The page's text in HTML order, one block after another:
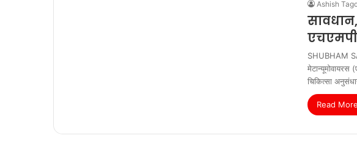
Ashish
SHUBHAM
मेटान्यूमोवायरस
चिकित्सा
Read